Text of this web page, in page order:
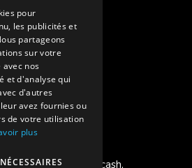
SUPERNOVA
acceptés
Espèces, Mandats cash,
pour
les publicités et
partageons
sur votre
nos
et d'analyse qui
d'autres
avez fournies ou
de votre utilisation
plus